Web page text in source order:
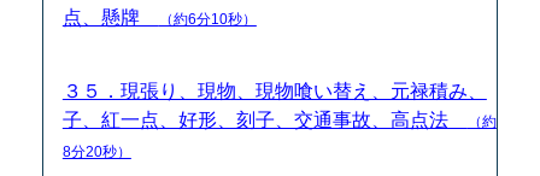
点、懸牌
（約6分10秒）
３５．現張り、現物、現物喰い替え、元禄積み、
子、紅一点、好形、刻子、交通事故、高点法
（約
8分20秒）